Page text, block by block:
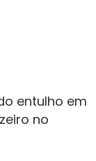
entulho em
no